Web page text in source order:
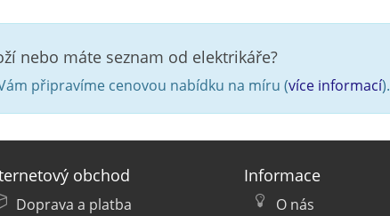
nebo máte seznam od elektrikáře?
připravíme cenovou nabídku na míru (více informací).
obchod
Doprava a platba
Informace
O nás